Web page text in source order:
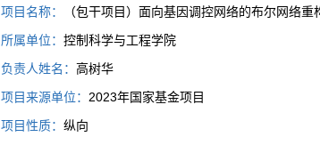
项目名称：
（包干项目）面向基因调控网络的布尔网络
所属单位： 控制科学与工程学院
负责人姓名： 高树华
项目来源单位： 2023年国家基金项目
项目性质： 纵向